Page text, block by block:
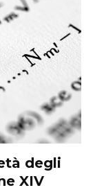
degli
XIV